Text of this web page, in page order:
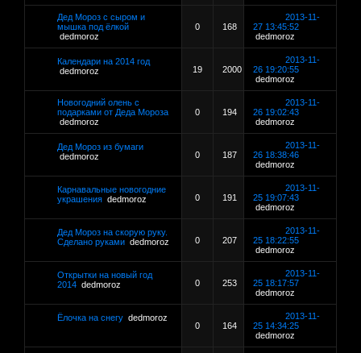
Дед Мороз с сыром и
мышка под ёлкой
dedmoroz
0 168
2013-11-
27 13:45:52
dedmoroz
Календари на 2014 год
dedmoroz
19 2000
2013-11-
26 19:20:55
dedmoroz
Новогодний олень с
подарками от Деда Мороза
dedmoroz
0 194
2013-11-
26 19:02:43
dedmoroz
Дед Мороз из бумаги
dedmoroz
0 187
2013-11-
26 18:38:46
dedmoroz
Карнавальные новогодние
украшения dedmoroz 0 191
2013-11-
25 19:07:43
dedmoroz
Дед Мороз на скорую руку.
Сделано руками dedmoroz 0 207
2013-11-
25 18:22:55
dedmoroz
Открытки на новый год
2014 dedmoroz 0 253
2013-11-
25 18:17:57
dedmoroz
Ёлочка на снегу dedmoroz
0
164
2013-11-
25 14:34:25
dedmoroz